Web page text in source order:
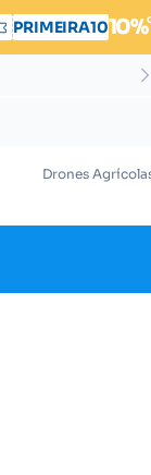
PRIMEIRA1010%
Drones